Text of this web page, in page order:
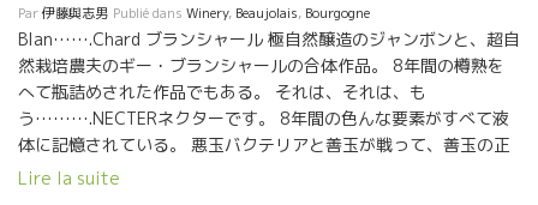
Par伊藤與志男 Publié dans Winery, Beaujolais, Bourgogne
Blan…….Chard ブランシャール 極自然醸造のジャンボンと、超自
然栽培農夫のギー・ブランシャールの合体作品。 8年間の樽熟を
へて瓶詰めされた作品でもある。 それは、それは、も
う……….NECTERネクターです。 8年間の色んな要素がすべて液
体に記憶されている。 悪玉バクテリアと善玉が戦って、善玉の正
義が勝って平和がおとずれた、物語が刻み込まれている。 ジャン
Lire la suite